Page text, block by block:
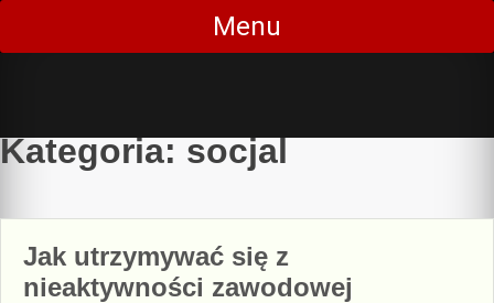
Skip
content
Menu
Kategoria:socjal
Jak utrzymywać się z
nieaktywności zawodowej